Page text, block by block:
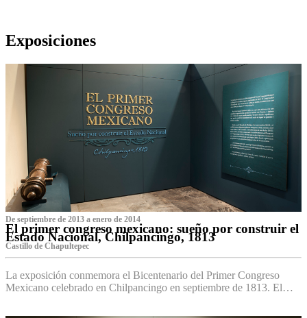
Exposiciones
De septiembre de 2013 a enero de 2014
El primer congreso mexicano: sueño por construir el
Estado Nacional, Chilpancingo, 1813
Castillo de Chapultepec
La exposición conmemora el Bicentenario del Primer Congreso
Mexicano celebrado en Chilpancingo en septiembre de 1813. El…